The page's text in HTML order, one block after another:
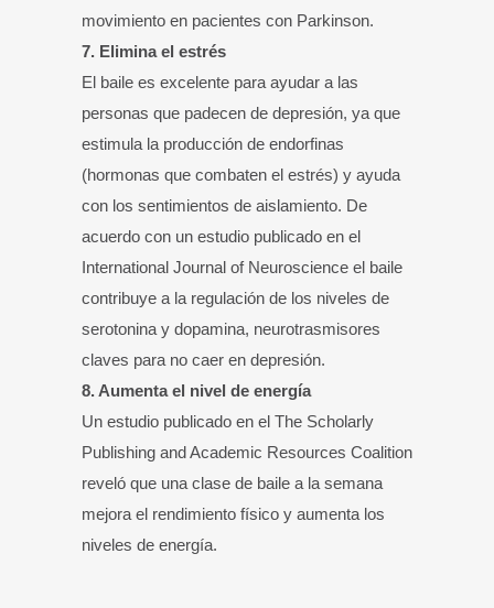
movimiento en pacientes con Parkinson.
7. Elimina el estrés
El baile es excelente para ayudar a las
personas que padecen de depresión, ya que
estimula la producción de endorfinas
(hormonas que combaten el estrés) y ayuda
con los sentimientos de aislamiento. De
acuerdo con un estudio publicado en el
International Journal of Neuroscience el baile
contribuye a la regulación de los niveles de
serotonina y dopamina, neurotrasmisores
claves para no caer en depresión.
8. Aumenta el nivel de energía
Un estudio publicado en el The Scholarly
Publishing and Academic Resources Coalition
reveló que una clase de baile a la semana
mejora el rendimiento físico y aumenta los
niveles de energía.